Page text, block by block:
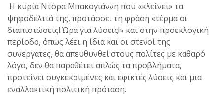
Η κυρία Ντόρα Μπακογιάννη που «κλείνει» τα
ψηφοδέλτιά της, προτάσσει τη φράση «τέρμα οι
διαπιστώσεις! Ώρα για λύσεις!» και στην προεκλογική
περίοδο, όπως λέει η ίδια και οι στενοί της
συνεργάτες, θα απευθυνθεί στους πολίτες με καθαρό
λόγο, δεν θα παραθέτει απλώς τα προβλήματα,
προτείνει συγκεκριμένες και εφικτές λύσεις και μια
εναλλακτική πολιτική πρόταση.